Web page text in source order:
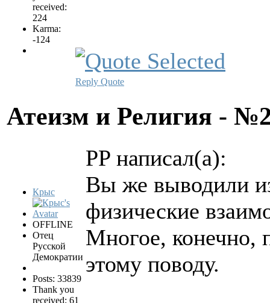
received:
224
Karma:
-124
Reply Quote
Атеизм и Религия -
Крыс
OFFLINE
Отец
Русской
Демократии
Posts: 33839
Thank you
received: 61
PP написал(а):
Вы же выводили
физические
Многое, конечно,
этому поводу.